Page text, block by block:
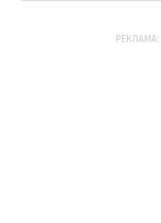
РЕКЛАМА: